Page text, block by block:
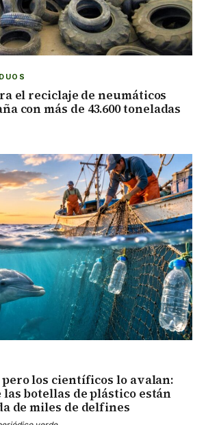
el reciclaje de neumáticos
con más de 43.600 toneladas
los científicos lo avalan:
botellas de plástico están
de miles de delfines